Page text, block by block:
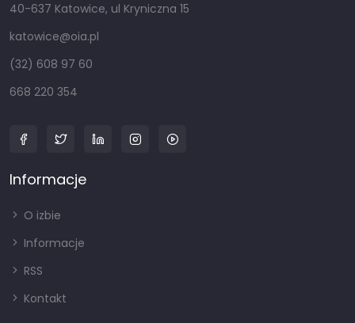
40-637 Katowice, ul Kryniczna 15
katowice@oia.pl
(32) 608 97 60
668 220 354
Informacje
O izbie
Informacje
RSS
Kontakt